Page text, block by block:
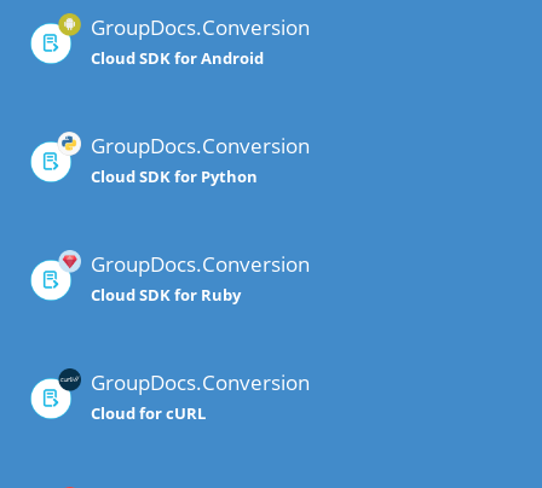
GroupDocs.Conversion
Cloud SDK for Android
GroupDocs.Conversion
Cloud SDK for Python
GroupDocs.Conversion
Cloud SDK for Ruby
GroupDocs.Conversion
Cloud for cURL